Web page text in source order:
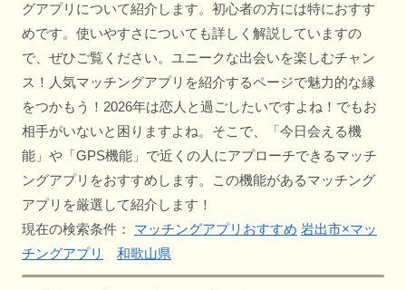
グアプリについて紹介します。初心者の方には特におすす
めです。使いやすさについても詳しく解説していますの
で、ぜひご覧ください。ユニークな出会いを楽しむチャン
ス！人気マッチングアプリを紹介するページで魅力的な縁
をつかもう！2026年は恋人と過ごしたいですよね！でもお
相手がいないと困りますよね。そこで、「今日会える機
能」や「GPS機能」で近くの人にアプローチできるマッチ
ングアプリをおすすめします。この機能があるマッチング
アプリを厳選して紹介します！
現在の検索条件： マッチングアプリおすすめ 岩出市×マッ
チングアプリ
和歌山県